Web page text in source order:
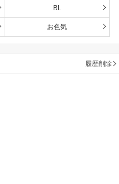
BL
お色気
履歴削除